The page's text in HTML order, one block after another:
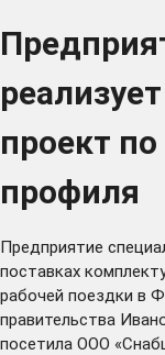
проект
профиля
Предприятие
поставках
рабочей поездки в
правительства
посетила ООО